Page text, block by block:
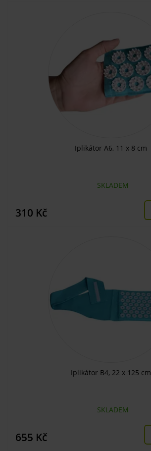
Iplikátor A6, 11 x 8 cm
SKLADEM
310 Kč
Iplikátor B4, 22 x 125 cm
SKLADEM
655 Kč